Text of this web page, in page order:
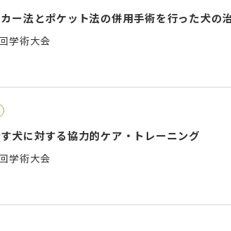
ー法とポケット法の併用手術を行った犬の
学術大会
犬に対する協力的ケア・トレーニング
学術大会